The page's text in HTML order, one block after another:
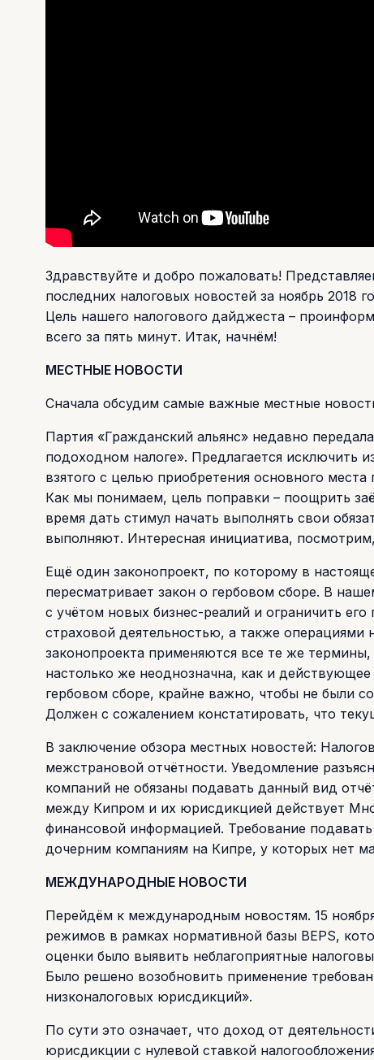
Здравствуйте и добро пожаловать!
последних налоговых новостей за ноябрь 2018
Цель нашего налогового дайджеста –
всего за пять минут. Итак, начнём!
МЕСТНЫЕ НОВОСТИ
Сначала обсудим самые важные местные
Партия «Гражданский альянс» недавно
подоходном налоге». Предлагается исключить
взятого с целью приобретения основного места
Как мы понимаем, цель поправки – поощрить
время дать стимул начать выполнять свои
выполняют. Интересная инициатива,
Ещё один законопроект, по которому в
пересматривает закон о гербовом сборе. В
с учётом новых бизнес-реалий и ограничить
страховой деятельностью, а также
законопроекта применяются все те же
настолько же неоднозначна, как и
гербовом сборе, крайне важно, чтобы не были
Должен с сожалением констатировать, что
В заключение обзора местных новостей:
межстрановой отчётности. Уведомление
компаний не обязаны подавать данный вид
между Кипром и их юрисдикцией действует
финансовой информацией. Требование
дочерним компаниям на Кипре, у которых нет
МЕЖДУНАРОДНЫЕ НОВОСТИ
Перейдём к международным новостям. 15
режимов в рамках нормативной базы BEPS,
оценки было выявить неблагоприятные
Было решено возобновить применение
низконалоговых юрисдикций».
По сути это означает, что доход от
юрисдикции с нулевой ставкой